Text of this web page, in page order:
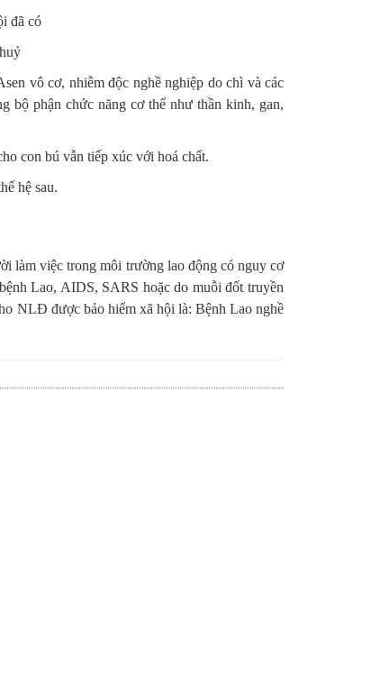
đã có
vô cơ, nhiễm độc nghề nghiệp do chì và các
bộ phận chức năng cơ thể như thần kinh, gan,
con bú vẫn tiếp xúc với hoá chất.
hệ sau.
làm việc trong môi trường lao động có nguy cơ
Lao, AIDS, SARS hoặc do muỗi đốt truyền
NLĐ được bảo hiểm xã hội là: Bệnh Lao nghề